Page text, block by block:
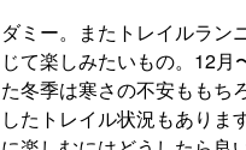
ダミー。またトレイルラン
じて楽しみたいもの。12月
た冬季は寒さの不安ももち
したトレイル状況もありま